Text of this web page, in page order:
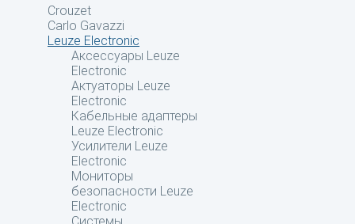
Crouzet
Carlo Gavazzi
Leuze Electronic
Аксессуары Leuze
Electronic
Актуаторы Leuze
Electronic
Кабельные адаптеры
Leuze Electronic
Усилители Leuze
Electronic
Мониторы
безопасности Leuze
Electronic